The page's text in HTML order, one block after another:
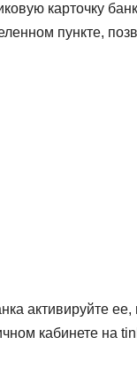
карточку
пункте,
активируйте
кабинете на